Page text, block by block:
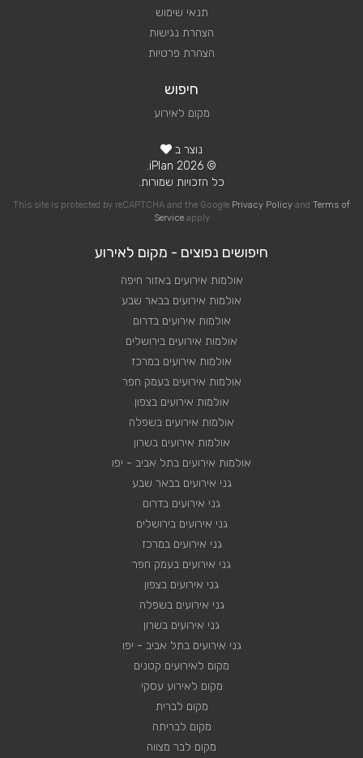
תנאי שימוש
הצהרת נגישות
הצהרת פרטיות
חיפוש
מקום לאירוע
נוצר ב
© 2026 iPlan.
כל הזכויות שמורות.
This site is protected by reCAPTCHA and the Google Privacy Policy and Terms of
Serviceapply
חיפושים נפוצים - מקום לאירוע
אולמות אירועים באזור חיפה
אולמות אירועים בבאר שבע
אולמות אירועים בדרום
אולמות אירועים בירושלים
אולמות אירועים במרכז
אולמות אירועים בעמק חפר
אולמות אירועים בצפון
אולמות אירועים בשפלה
אולמות אירועים בשרון
אולמות אירועים בתל אביב - יפו
גני אירועים בבאר שבע
גני אירועים בדרום
גני אירועים בירושלים
גני אירועים במרכז
גני אירועים בעמק חפר
גני אירועים בצפון
גני אירועים בשפלה
גני אירועים בשרון
גני אירועים בתל אביב - יפו
מקום לאירועים קטנים
מקום לאירוע עסקי
מקום לברית
מקום לבריתה
מקום לבר מצווה